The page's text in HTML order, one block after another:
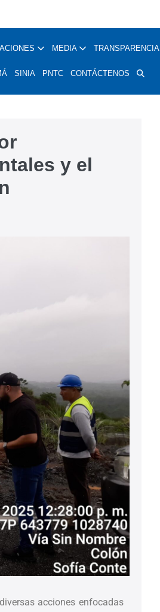
MEDIA TRANSPARENCIA
SINIA PNTC CONTÁCTENOS
y el
acciones enfocadas